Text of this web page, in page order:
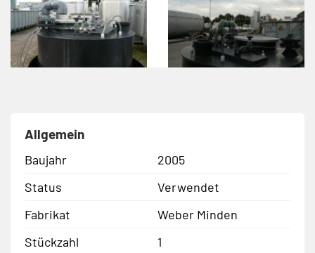
Allgemein
Baujahr
2005
Status
Verwendet
Fabrikat
Weber Minden
Stückzahl
1